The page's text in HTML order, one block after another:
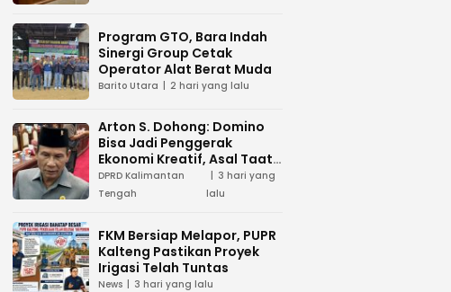
Program GTO, Bara Indah
Sinergi Group Cetak
Operator Alat Berat Muda
Barito Utara 2 hari yang lalu
Arton S. Dohong: Domino
Bisa Jadi Penggerak
Ekonomi Kreatif, Asal Taat
Aturan
DPRD Kalimantan
Tengah
3 hari yang
lalu
FKM Bersiap Melapor, PUPR
Kalteng Pastikan Proyek
Irigasi Telah Tuntas
News 3 hari yang lalu